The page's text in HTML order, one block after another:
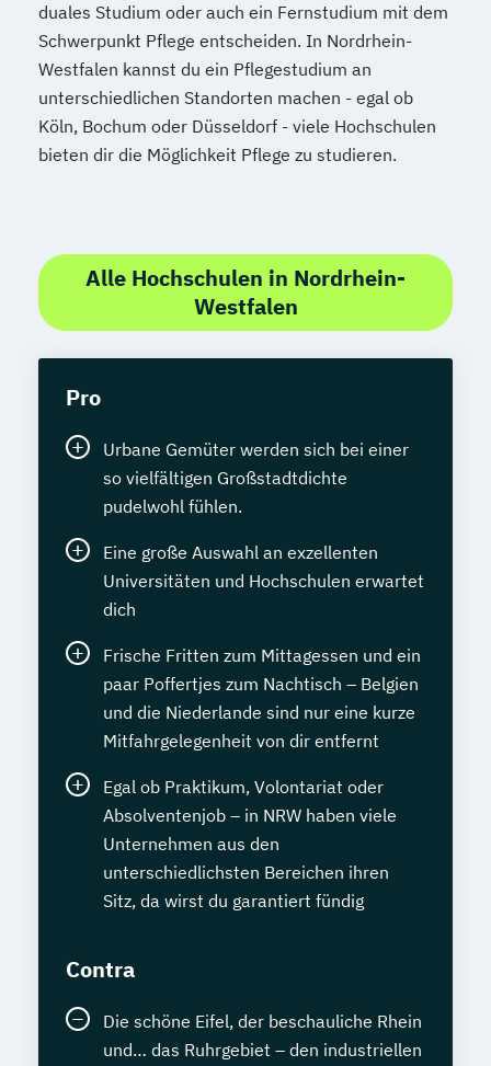
duales Studium oder auch ein Fernstudium mit dem
Schwerpunkt Pflege entscheiden. In Nordrhein-
Westfalen kannst du ein Pflegestudium an
unterschiedlichen Standorten machen - egal ob
Köln, Bochum oder Düsseldorf - viele Hochschulen
bieten dir die Möglichkeit Pflege zu studieren.
Alle Hochschulen in Nordrhein-
Westfalen
Pro
Urbane Gemüter werden sich bei einer
so vielfältigen Großstadtdichte
pudelwohl fühlen.
Eine große Auswahl an exzellenten
Universitäten und Hochschulen erwartet
dich
Frische Fritten zum Mittagessen und ein
paar Poffertjes zum Nachtisch – Belgien
und die Niederlande sind nur eine kurze
Mitfahrgelegenheit von dir entfernt
Egal ob Praktikum, Volontariat oder
Absolventenjob – in NRW haben viele
Unternehmen aus den
unterschiedlichsten Bereichen ihren
Sitz, da wirst du garantiert fündig
Contra
Die schöne Eifel, der beschauliche Rhein
und… das Ruhrgebiet – den industriellen